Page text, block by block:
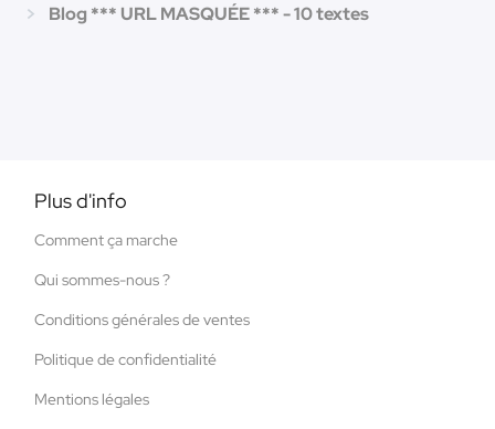
Blog *** URL MASQUÉE *** - 10 textes
Plus d'info
Comment ça marche
Qui sommes-nous ?
Conditions générales de ventes
Politique de confidentialité
Mentions légales